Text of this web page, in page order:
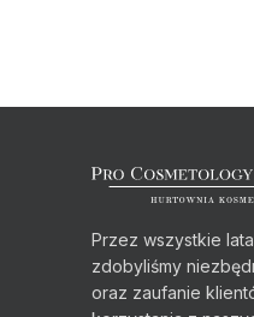
Przez wszystkie
zdobyliśmy
oraz zaufanie